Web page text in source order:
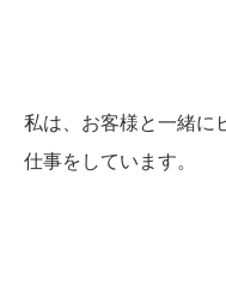
私は、お客様と一緒に
仕事をしています。